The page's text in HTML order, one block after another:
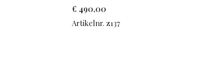
€ 490,00
Artikelnr. z137